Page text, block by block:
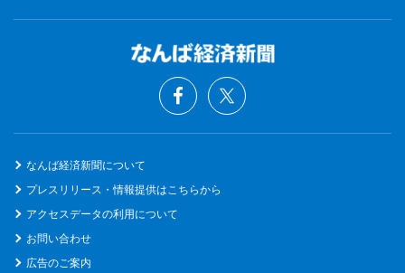
なんば経済新聞について
プレスリリース・情報提供はこちらから
アクセスデータの利用について
お問い合わせ
広告のご案内